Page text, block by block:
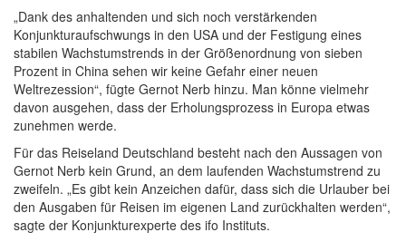
„Dank des anhaltenden und sich noch verstärkenden
Konjunkturaufschwungs in den USA und der Festigung eines
stabilen Wachstumstrends in der Größenordnung von sieben
Prozent in China sehen wir keine Gefahr einer neuen
Weltrezession“, fügte Gernot Nerb hinzu. Man könne vielmehr
davon ausgehen, dass der Erholungsprozess in Europa etwas
zunehmen werde.
Für das Reiseland Deutschland besteht nach den Aussagen von
Gernot Nerb kein Grund, an dem laufenden Wachstumstrend zu
zweifeln. „Es gibt kein Anzeichen dafür, dass sich die Urlauber bei
den Ausgaben für Reisen im eigenen Land zurückhalten werden“,
sagte der Konjunkturexperte des ifo Instituts.